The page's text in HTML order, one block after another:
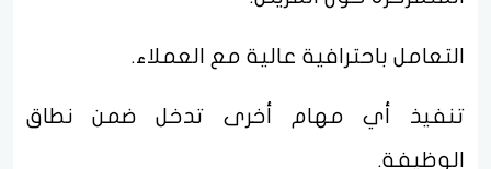
التعامل باحترافية عالية مع العملاء.
تنفيذ أي مهام أخرى تدخل ضمن نطاق
الوظيفة.